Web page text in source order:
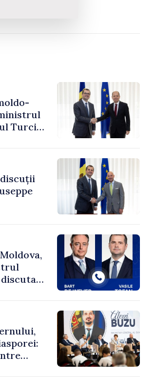
Turciei,
discutat